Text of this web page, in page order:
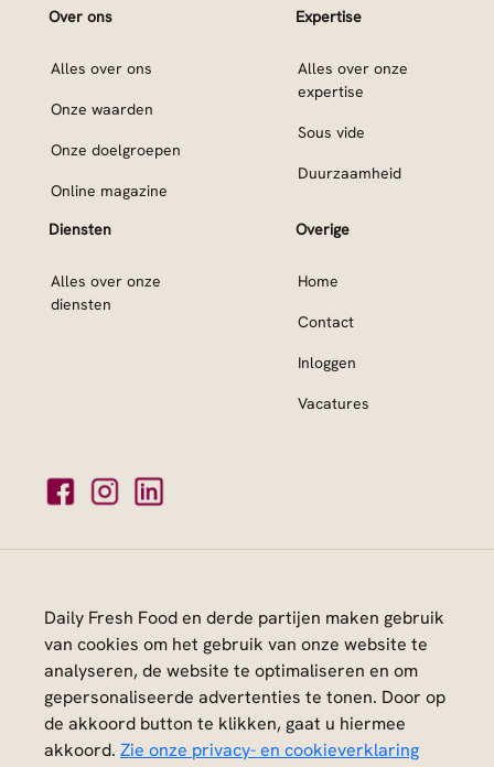
Over ons
Alles over ons
Onze waarden
Onze doelgroepen
Online magazine
Expertise
Alles over onze
expertise
Sous vide
Duurzaamheid
Diensten
Alles over onze
diensten
Overige
Home
Contact
Inloggen
Vacatures
Algemene voorwaarden
Daily Fresh Food en derde partijen maken gebruik
van cookies om het gebruik van onze website te
analyseren, de website te optimaliseren en om
gepersonaliseerde advertenties te tonen. Door op
de akkoord button te klikken, gaat u hiermee
akkoord. Zie onze privacy- en cookieverklaring